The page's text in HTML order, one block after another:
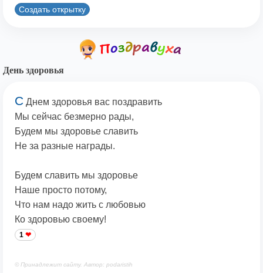
Создать открытку
День здоровья
С Днем здоровья вас поздравить
Мы сейчас безмерно рады,
Будем мы здоровье славить
Не за разные награды.
Будем славить мы здоровье
Наше просто потому,
Что нам надо жить с любовью
Ко здоровью своему!
1
© Принадлежит сайту. Автор: podaristih